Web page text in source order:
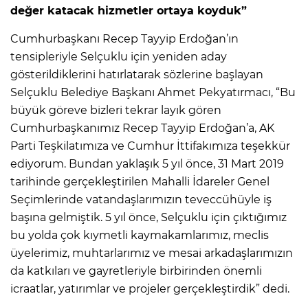
değer katacak hizmetler ortaya koyduk”
Cumhurbaşkanı Recep Tayyip Erdoğan’ın
tensipleriyle Selçuklu için yeniden aday
gösterildiklerini hatırlatarak sözlerine başlayan
Selçuklu Belediye Başkanı Ahmet Pekyatırmacı, “Bu
büyük göreve bizleri tekrar layık gören
Cumhurbaşkanımız Recep Tayyip Erdoğan’a, AK
Parti Teşkilatımıza ve Cumhur İttifakımıza teşekkür
ediyorum. Bundan yaklaşık 5 yıl önce, 31 Mart 2019
tarihinde gerçekleştirilen Mahalli İdareler Genel
Seçimlerinde vatandaşlarımızın teveccühüyle iş
başına gelmiştik. 5 yıl önce, Selçuklu için çıktığımız
bu yolda çok kıymetli kaymakamlarımız, meclis
üyelerimiz, muhtarlarımız ve mesai arkadaşlarımızın
da katkıları ve gayretleriyle birbirinden önemli
icraatlar, yatırımlar ve projeler gerçekleştirdik” dedi.